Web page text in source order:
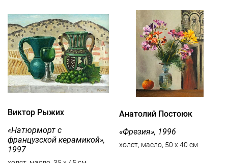
Виктор Рыжих
«Натюрморт с
французской керамикой»,
1997
Анатолий Постоюк
«Фрезия», 1996
холст, масло, 50 x 40 см